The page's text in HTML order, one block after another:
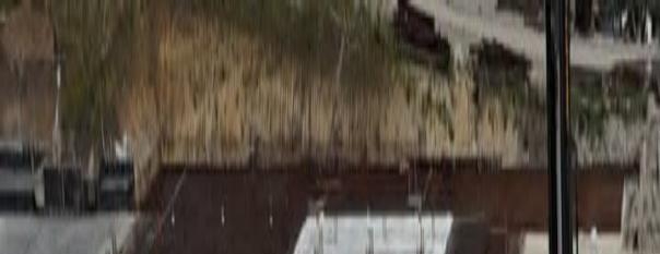
RADIO SOMEȘ
Categorii
EmisiuniPodcastIstoric melodii